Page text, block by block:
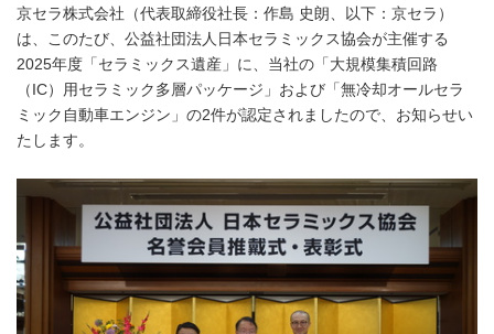
京セラ株式会社（代表取締役社長：作島 史朗、以下：京セラ）
は、このたび、公益社団法人日本セラミックス協会が主催する
2025年度「セラミックス遺産」に、当社の「大規模集積回路
（IC）用セラミック多層パッケージ」および「無冷却オールセラ
ミック自動車エンジン」の2件が認定されましたので、お知らせい
たします。